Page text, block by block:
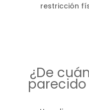
restricción
¿De